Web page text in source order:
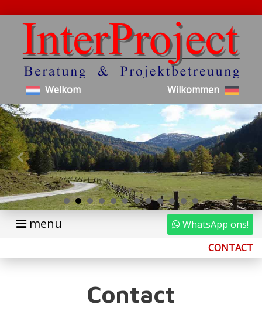
Welkom Wilkommen
menu
WhatsApp ons!
CONTACT
Contact